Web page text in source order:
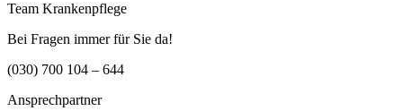
Team Krankenpflege
Bei Fragen immer für Sie da!
(030) 700 104 – 644
Ansprechpartner